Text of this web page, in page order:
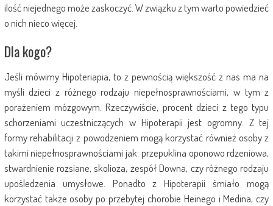
ilość niejednego może zaskoczyć. W związku z tym warto powiedzieć
o nich nieco więcej.
Dla kogo?
Jeśli mówimy Hipoteriapia, to z pewnością większość z nas ma na
myśli dzieci z różnego rodzaju niepełnosprawnościami, w tym z
porażeniem mózgowym. Rzeczywiście, procent dzieci z tego typu
schorzeniami uczestniczących w Hipoterapii jest ogromny. Z tej
formy rehabilitacji z powodzeniem mogą korzystać również osoby z
takimi niepełnosprawnościami jak: przepuklina oponowo rdzeniowa,
stwardnienie rozsiane, skolioza, zespół Downa, czy różnego rodzaju
upośledzenia umysłowe. Ponadto z Hipoterapii śmiało mogą
korzystać także osoby po przebytej chorobie Heinego i Medina, czy